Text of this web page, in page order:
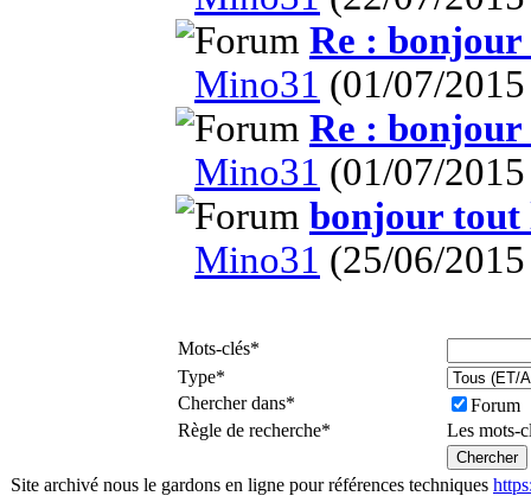
Re : bonjour
Mino31 (01/07/
Re : bonjour
Mino31 (01/07/
bonjour tout
Mino31 (25/06/
Mots-clés*
Type*
Chercher dans*
Forum
Règle de recherche* Les mots-
Site archivé nous le gardons en ligne pour références techniques